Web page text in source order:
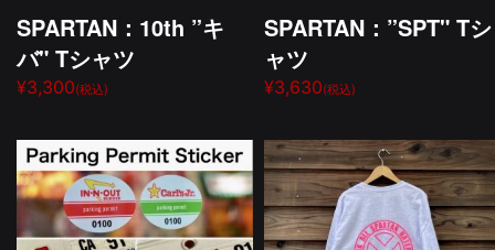
SPARTAN：10th ”キ
バ" Tシャツ
¥3,300(税込)
SPARTAN：”SPT" Tシ
ャツ
¥3,630(税込)